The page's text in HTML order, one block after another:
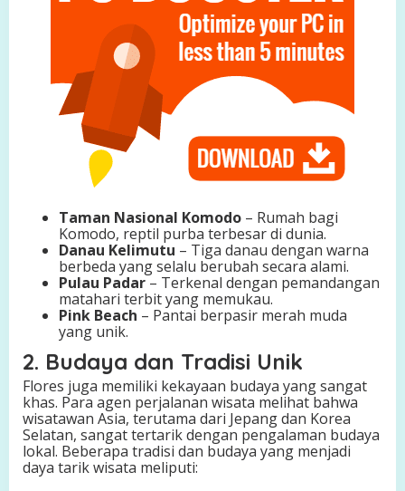
Taman Nasional Komodo – Rumah bagi
Komodo, reptil purba terbesar di dunia.
Danau Kelimutu – Tiga danau dengan warna
berbeda yang selalu berubah secara alami.
Pulau Padar – Terkenal dengan pemandangan
matahari terbit yang memukau.
Pink Beach – Pantai berpasir merah muda
yang unik.
2. Budaya dan Tradisi Unik
Flores juga memiliki kekayaan budaya yang sangat
khas. Para agen perjalanan wisata melihat bahwa
wisatawan Asia, terutama dari Jepang dan Korea
Selatan, sangat tertarik dengan pengalaman budaya
lokal. Beberapa tradisi dan budaya yang menjadi
daya tarik wisata meliputi: